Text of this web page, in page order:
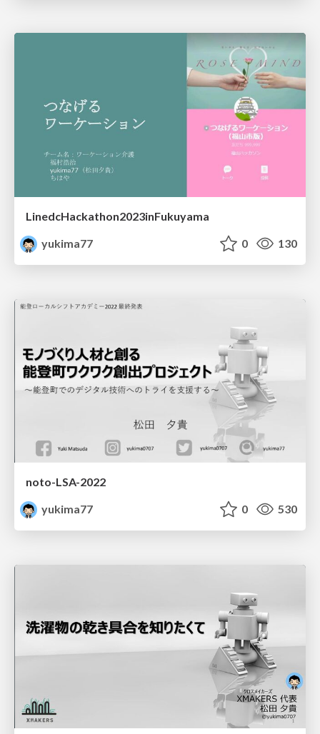
LinedcHackathon2023inFukuyama
yukima77
0 130
noto-LSA-2022
yukima77
0 530